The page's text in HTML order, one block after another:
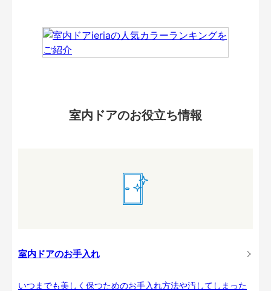
室内ドアのお役立ち情報
室内ドアのお手入れ
いつまでも美しく保つためのお手入れ方法や汚してしまった